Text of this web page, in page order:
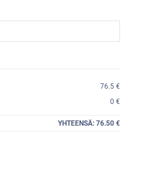
76.5 €
0 €
YHTEENSÄ: 76.50 €